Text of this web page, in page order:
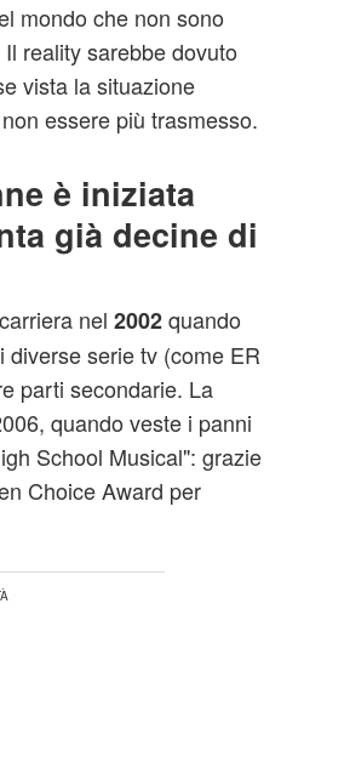
mondo che non sono
reality sarebbe dovuto
vista la situazione
essere più trasmesso.
è iniziata
già decine di
nel 2002quando
serie tv (come ER
parti secondarie. La
quando veste i panni
School Musical": grazie
Choice Award per